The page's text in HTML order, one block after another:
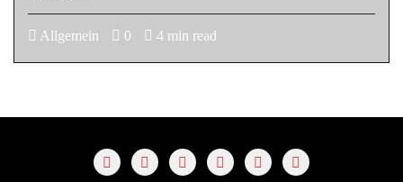
Allgemein 0 4 min read